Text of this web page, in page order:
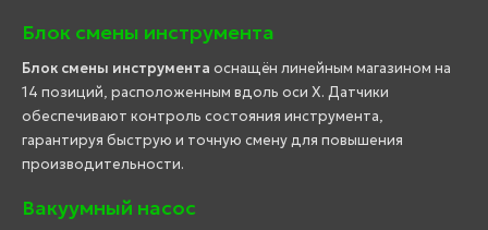
Блок смены инструмента
Блок смены инструмента оснащён линейным магазином на
14 позиций, расположенным вдоль оси X. Датчики
обеспечивают контроль состояния инструмента,
гарантируя быструю и точную смену для повышения
производительности.
Вакуумный насос